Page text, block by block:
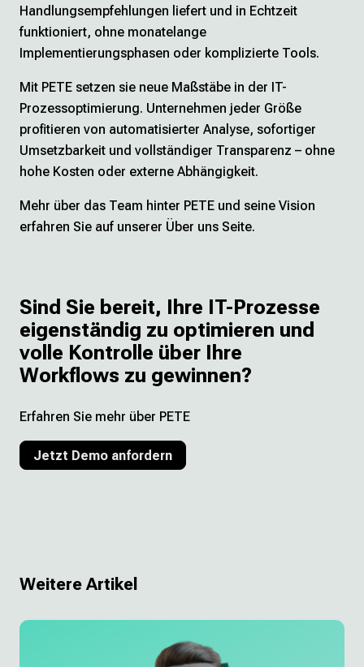
Handlungsempfehlungen liefert und in Echtzeit
funktioniert, ohne monatelange
Implementierungsphasen oder komplizierte Tools.
Mit PETE setzen sie neue Maßstäbe in der IT-
Prozessoptimierung. Unternehmen jeder Größe
profitieren von automatisierter Analyse, sofortiger
Umsetzbarkeit und vollständiger Transparenz – ohne
hohe Kosten oder externe Abhängigkeit.
Mehr über das Team hinter PETE und seine Vision
erfahren Sie auf unserer Über uns Seite.
Sind Sie bereit, Ihre IT-Prozesse
eigenständig zu optimieren und
volle Kontrolle über Ihre
Workflows zu gewinnen?
Erfahren Sie mehr über PETE
Jetzt Demo anfordern
Weitere Artikel